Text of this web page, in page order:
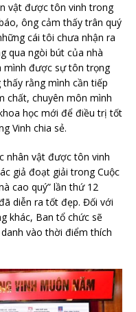
vật được tôn vinh trong
ông cảm thấy trân quý
cái tôi chưa nhận ra
qua ngòi bút của nhà
mình được sự tôn trọng
rằng mình cần tiếp
chất, chuyên môn mình
học mới để điều trị tốt
Vinh chia sẻ.
nhân vật được tôn vinh
giả đoạt giải trong Cuộc
cao quý” lần thứ 12
diễn ra tốt đẹp. Đối với
khác, Ban tổ chức sẽ
vào thời điểm thích